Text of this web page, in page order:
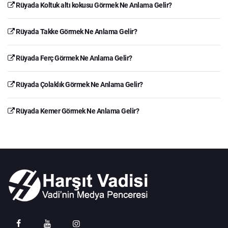
Rüyada Koltuk altı kokusu Görmek Ne Anlama Gelir?
Rüyada Takke Görmek Ne Anlama Gelir?
Rüyada Ferç Görmek Ne Anlama Gelir?
Rüyada Çolaklık Görmek Ne Anlama Gelir?
Rüyada Kemer Görmek Ne Anlama Gelir?